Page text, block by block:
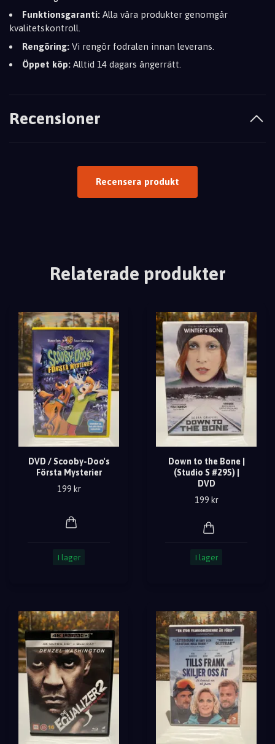
Funktionsgaranti: Alla våra produkter genomgår
kvalitetskontroll.
Rengöring: Vi rengör fodralen innan leverans.
Öppet köp: Alltid 14 dagars ångerrätt.
Recensioner
Recensera produkt
Relaterade produkter
DVD / Scooby-Doo's
Första Mysterier
199 kr
I lager
Down to the Bone |
(Studio S #295) |
DVD
199 kr
I lager